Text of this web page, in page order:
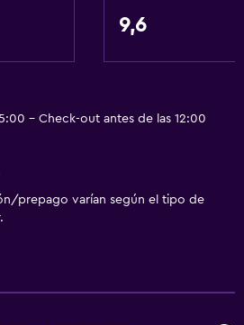
9,6
- Check-out antes de las 12:00
prepago varían según el tipo de